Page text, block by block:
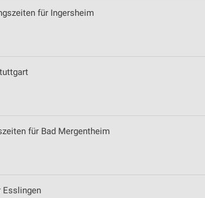
für Ingersheim
für Bad Mergentheim
Esslingen